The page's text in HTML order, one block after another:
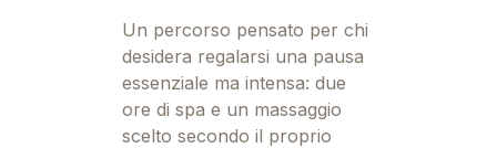
Un percorso pensato per chi
desidera regalarsi una pausa
essenziale ma intensa: due
ore di spa e un massaggio
scelto secondo il proprio